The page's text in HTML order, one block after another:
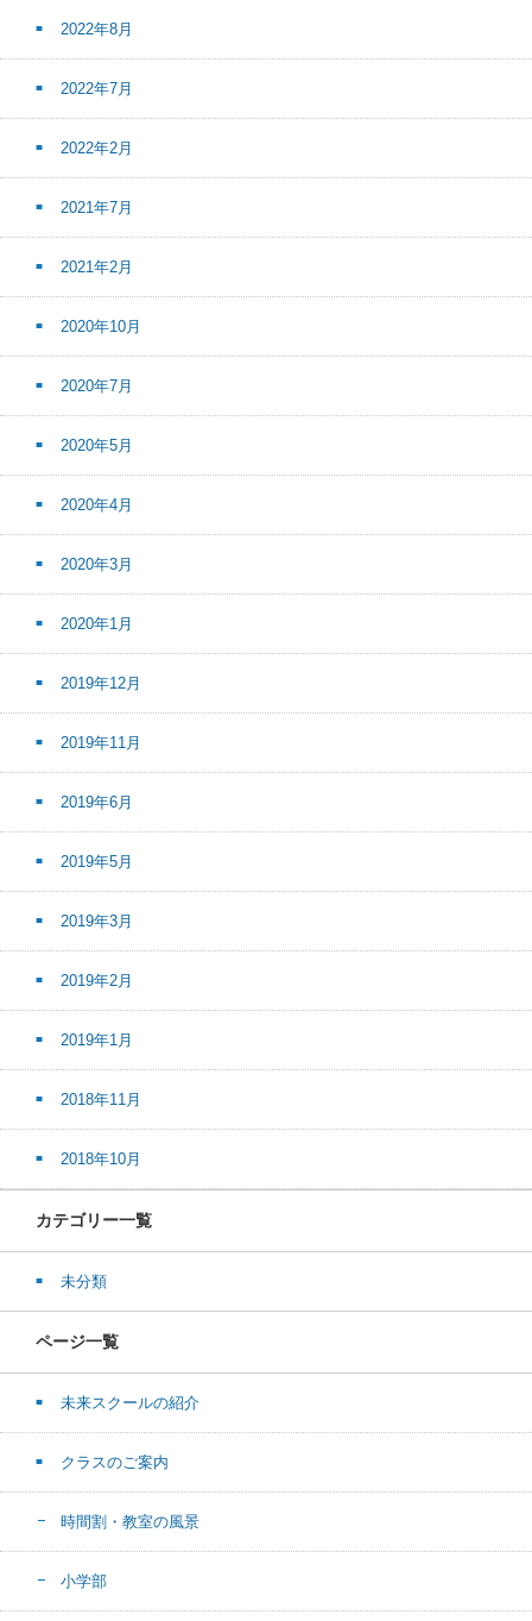
2022年8月
2022年7月
2022年2月
2021年7月
2021年2月
2020年10月
2020年7月
2020年5月
2020年4月
2020年3月
2020年1月
2019年12月
2019年11月
2019年6月
2019年5月
2019年3月
2019年2月
2019年1月
2018年11月
2018年10月
カテゴリー一覧
未分類
ページ一覧
未来スクールの紹介
クラスのご案内
時間割・教室の風景
小学部